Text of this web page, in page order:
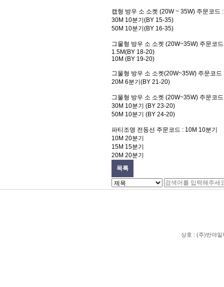
캡형 방우 소 소켓 (20W ~ 35W) 주문코드
30M 10분기(BY 15-35)
50M 10분기(BY 16-35)
그물형 방우 소 소켓 (20W~35W) 주문코
1.5M(BY 18-20)
10M (BY 19-20)
그물형 방우 소 소켓(20W~35W) 주문코드
20M 6분기(BY 21-20)
그물형 방우 소 소켓 (20W~35W) 주문코
30M 10분기 (BY 23-20)
50M 10분기 (BY 24-20)
파티조명 전등선 주문코드 : 10M 10분기
10M 20분기
15M 15분기
20M 20분기
목록
상호 : (주)반야일